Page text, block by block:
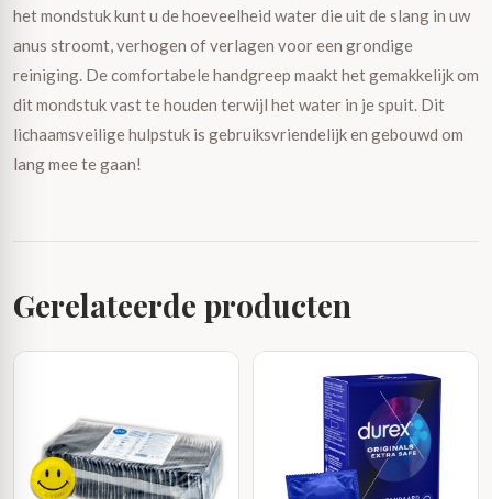
het mondstuk kunt u de hoeveelheid water die uit de slang in uw
anus stroomt, verhogen of verlagen voor een grondige
reiniging. De comfortabele handgreep maakt het gemakkelijk om
dit mondstuk vast te houden terwijl het water in je spuit. Dit
lichaamsveilige hulpstuk is gebruiksvriendelijk en gebouwd om
lang mee te gaan!
Gerelateerde producten